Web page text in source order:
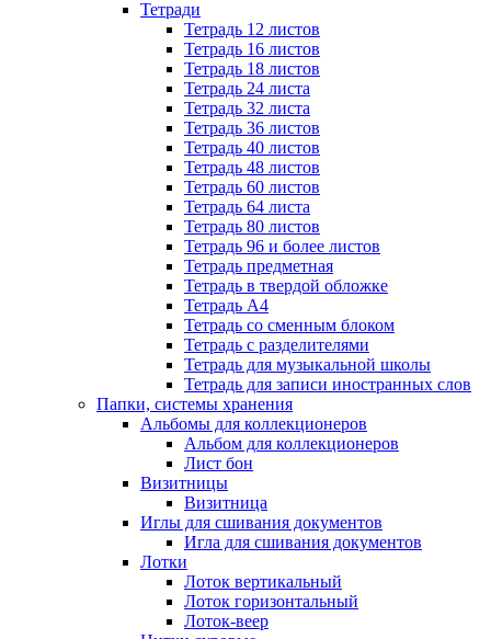
Тетради
Тетрадь 12 листов
Тетрадь 16 листов
Тетрадь 18 листов
Тетрадь 24 листа
Тетрадь 32 листа
Тетрадь 36 листов
Тетрадь 40 листов
Тетрадь 48 листов
Тетрадь 60 листов
Тетрадь 64 листа
Тетрадь 80 листов
Тетрадь 96 и более листов
Тетрадь предметная
Тетрадь в твердой обложке
Тетрадь А4
Тетрадь со сменным блоком
Тетрадь с разделителями
Тетрадь для музыкальной школы
Тетрадь для записи иностранных слов
Папки, системы хранения
Альбомы для коллекционеров
Альбом для коллекционеров
Лист бон
Визитницы
Визитница
Иглы для сшивания документов
Игла для сшивания документов
Лотки
Лоток вертикальный
Лоток горизонтальный
Лоток-веер